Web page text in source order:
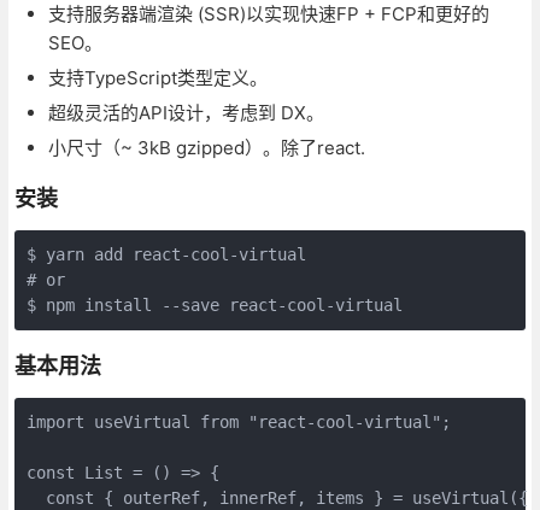
支持服务器端渲染 (SSR)以实现快速FP + FCP和更好的
SEO。
支持TypeScript类型定义。
超级灵活的API设计，考虑到 DX。
小尺寸（~ 3kB gzipped）。除了react.
安装
$ yarn add react-cool-virtual
# or
$ npm install --save react-cool-virtual
基本用法
import useVirtual from "react-cool-virtual";
const List = () => {
  const { outerRef, innerRef, items } = useVirtual({